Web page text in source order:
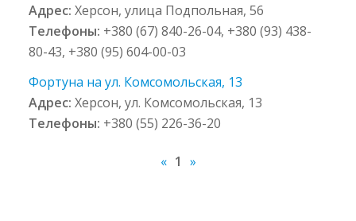
Адрес:Херсон, улица Подпольная, 56
Телефоны: +380 (67) 840-26-04, +380 (93) 438-
80-43, +380 (95) 604-00-03
Фортуна на ул. Комсомольская, 13
Адрес:Херсон, ул. Комсомольская, 13
Телефоны: +380 (55) 226-36-20
« 1 »